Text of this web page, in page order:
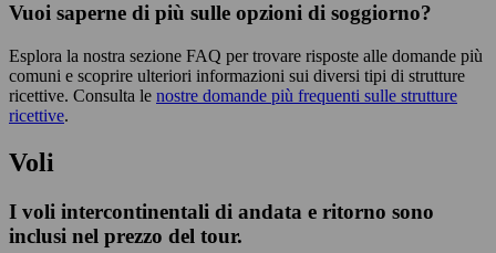
Vuoi saperne di più sulle opzioni di soggiorno?
Esplora la nostra sezione FAQ per trovare risposte alle domande più
comuni e scoprire ulteriori informazioni sui diversi tipi di strutture
ricettive. Consulta le nostre domande più frequenti sulle strutture
ricettive.
Voli
I voli intercontinentali di andata e ritorno sono
inclusi nel prezzo del tour.